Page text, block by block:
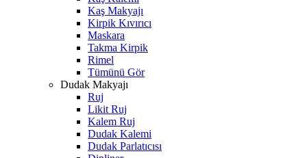
Kaş Makyajı
Kirpik Kıvırıcı
Maskara
Takma Kirpik
Rimel
Tümünü Gör
Dudak Makyajı
Ruj
Likit Ruj
Kalem Ruj
Dudak Kalemi
Dudak Parlatıcısı